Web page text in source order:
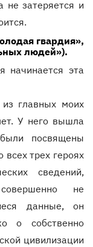
не затеряется и
гвардия»,
людей»).
начинается эта
главных моих
У него вышла
посвящены
всех трех героях
сведений,
не
данные, он
о собственно
цивилизации